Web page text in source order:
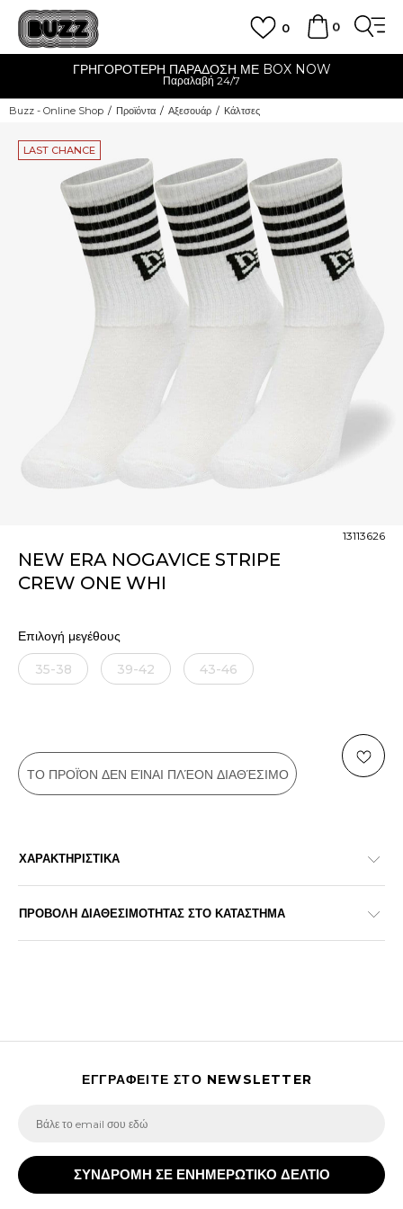
0
0
ΓΡΗΓΟΡΟΤΕΡΗ ΠΑΡΑΔΟΣΗ ΜΕ BOX NOW
Παραλαβή 24/7
Buzz - Online Shop Προϊόντα Αξεσουάρ Κάλτσες
LAST CHANCE
NEW ERA NOGAVICE STRIPE
CREW ONE WHI
13113626
Επιλογή μεγέθους
35-38 39-42 43-46
ΤΟ ΠΡΟΪΌΝ ΔΕΝ ΕΊΝΑΙ ΠΛΈΟΝ ΔΙΑΘΈΣΙΜΟ
ΧΑΡΑΚΤΗΡΙΣΤΙΚΑ
ΠΡΟΒΟΛΗ ΔΙΑΘΕΣΙΜΟΤΗΤΑΣ ΣΤΟ ΚΑΤΑΣΤΗΜΑ
ΕΓΓΡΑΦΕΙΤΕ ΣΤΟ NEWSLETTER
ΣΥΝΔΡΟΜΗ ΣΕ ΕΝΗΜΕΡΩΤΙΚΟ ΔΕΛΤΙΟ